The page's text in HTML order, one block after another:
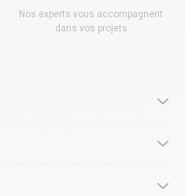
Nos experts vous accompagnent
dans vos projets